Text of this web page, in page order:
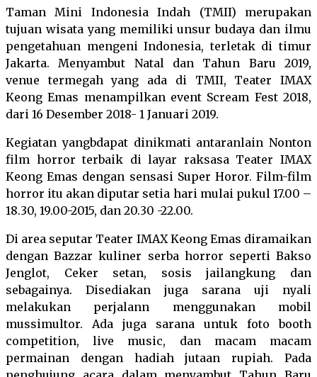
Taman Mini Indonesia Indah (TMII) merupakan
tujuan wisata yang memiliki unsur budaya dan ilmu
pengetahuan mengeni Indonesia, terletak di timur
Jakarta. Menyambut Natal dan Tahun Baru 2019,
venue termegah yang ada di TMII, Teater IMAX
Keong Emas menampilkan event Scream Fest 2018,
dari 16 Desember 2018- 1 Januari 2019.
Kegiatan yangbdapat dinikmati antaranlain Nonton
film horror terbaik di layar raksasa Teater IMAX
Keong Emas dengan sensasi Super Horor. Film-film
horror itu akan diputar setia hari mulai pukul 17.00 –
18.30, 19.00-2015, dan 20.30 -22.00.
Di area seputar Teater IMAX Keong Emas diramaikan
dengan Bazzar kuliner serba horror seperti Bakso
Jenglot, Ceker setan, sosis jailangkung dan
sebagainya. Disediakan juga sarana uji nyali
melakukan perjalann menggunakan mobil
mussimultor. Ada juga sarana untuk foto booth
competition, live music, dan macam macam
permainan dengan hadiah jutaan rupiah. Pada